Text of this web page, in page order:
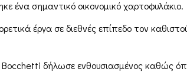
ένα σημαντικό οικονομικό χαρτοφυλάκιο.
έργα σε διεθνές επίπεδο τον
δήλωσε ενθουσιασμένος καθώς